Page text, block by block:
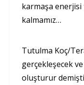
karmaşa
kalmamız…
Tutulma Koç/
gerçekleşecek
oluşturur